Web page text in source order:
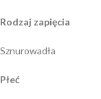
Rodzaj zapięcia
Sznurowadła
Płeć